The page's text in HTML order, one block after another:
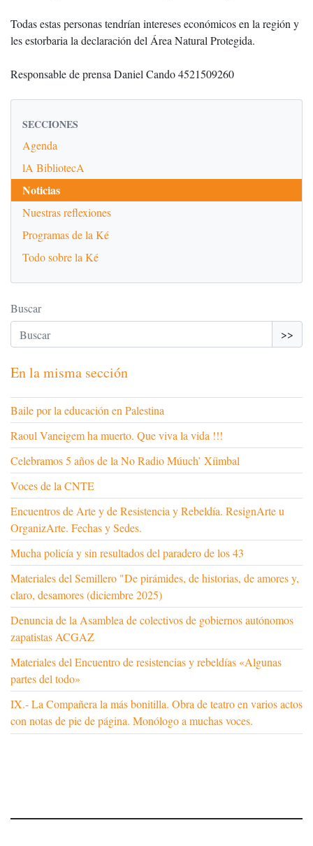
Todas estas personas tendrían intereses económicos en la región y
les estorbaria la declaración del Área Natural Protegida.
Responsable de prensa Daniel Cando 4521509260
SECCIONES
Agenda
lA BibliotecA
Noticias
Nuestras reflexiones
Programas de la Ké
Todo sobre la Ké
Buscar
>>
En la misma sección
Baile por la educación en Palestina
Raoul Vaneigem ha muerto. Que viva la vida !!!
Celebramos 5 años de la No Radio Múuch’ Xíimbal
Voces de la CNTE
Encuentros de Arte y de Resistencia y Rebeldía. ResignArte u
OrganizArte. Fechas y Sedes.
Mucha policía y sin resultados del paradero de los 43
Materiales del Semillero "De pirámides, de historias, de amores y,
claro, desamores (diciembre 2025)
Denuncia de la Asamblea de colectivos de gobiernos autónomos
zapatistas ACGAZ
Materiales del Encuentro de resistencias y rebeldías «Algunas
partes del todo»
IX.- La Compañera la más bonitilla. Obra de teatro en varios actos
con notas de pie de página. Monólogo a muchas voces.